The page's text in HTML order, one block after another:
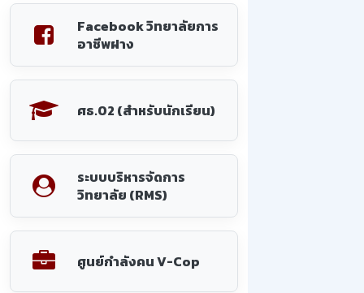
Facebook วิทยาลัยการ
อาชีพฝาง
ศธ.02 (สำหรับนักเรียน)
ระบบบริหารจัดการ
วิทยาลัย (RMS)
ศูนย์กำลังคน V-Cop